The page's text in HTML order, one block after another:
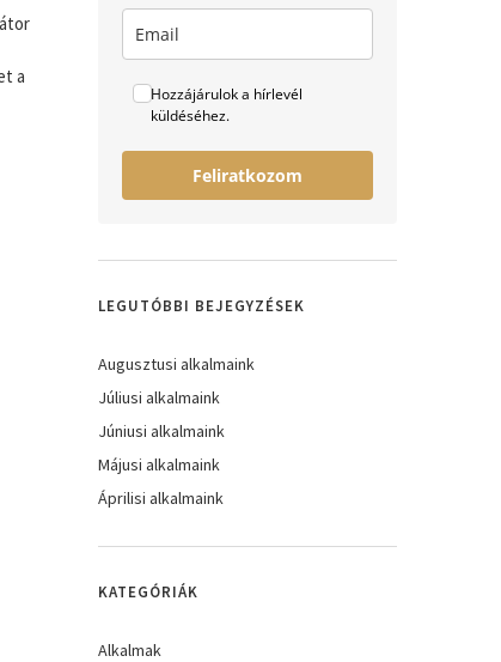
a
Hozzájárulok a hírlevél
küldéséhez.
Feliratkozom
LEGUTÓBBI BEJEGYZÉSEK
Augusztusi alkalmaink
Júliusi alkalmaink
Júniusi alkalmaink
Májusi alkalmaink
Áprilisi alkalmaink
KATEGÓRIÁK
Alkalmak